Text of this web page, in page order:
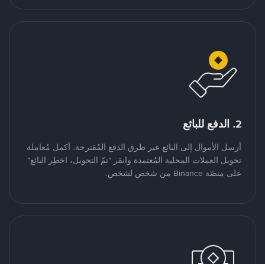
2. الدفع للبائع
أرسل الأموال إلى البائع عبر طرق الدفع المُقترحة. أكمل مُعاملة
تحويل العملات المحلية المُعتمدة وانقر "تمّ التحويل، اخطِر البائع"
على منصّة Binance من شخص لشخص.